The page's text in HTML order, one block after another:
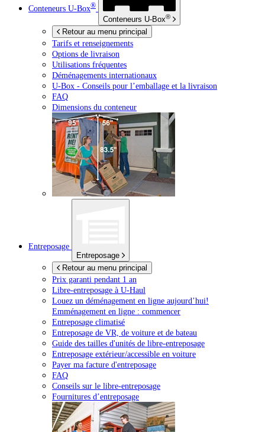
Conteneurs U-Box®
Conteneurs U-Box®
Retour au menu principal
Tarifs et renseignements
Options de livraison
Utilisations fréquentes
Déménagements internationaux
U-Box - Conseils pour l’emballage et la livraison
FAQ
Dimensions du conteneur
Entreposage
Entreposage
Retour au menu principal
Prix garanti pendant 1 an
Libre-entreposage à U-Haul
Louez un déménagement en ligne aujourd’hui!
Emménagement en ligne : commencer
Entreposage climatisé
Entreposage de VR, de voiture et de bateau
Guide des tailles d'unités de libre-entreposage
Entreposage extérieur/accessible en voiture
Payer ma facture d'entreposage
FAQ
Conseils sur le libre-entreposage
Fournitures d’entreposage